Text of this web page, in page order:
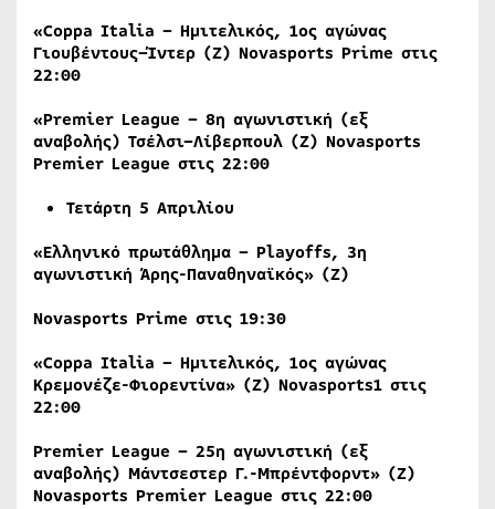
«Coppa Italia – Ημιτελικός, 1ος αγώνας
Γιουβέντους–Ίντερ (Ζ) Novasports Prime στις
22:00
«Premier League – 8η αγωνιστική (εξ
αναβολής) Τσέλσι–Λίβερπουλ (Ζ) Novasports
Premier League στις 22:00
Τετάρτη 5 Απριλίου
«Ελληνικό πρωτάθλημα – Playoffs, 3η
αγωνιστική Άρης-Παναθηναϊκός» (Ζ)
Novasports Prime στις 19:30
«Coppa Italia – Ημιτελικός, 1ος αγώνας
Κρεμονέζε-Φιορεντίνα» (Ζ) Novasports1 στις
22:00
Premier League – 25η αγωνιστική (εξ
αναβολής) Μάντσεστερ Γ.-Μπρέντφορντ» (Ζ)
Novasports Premier League στις 22:00